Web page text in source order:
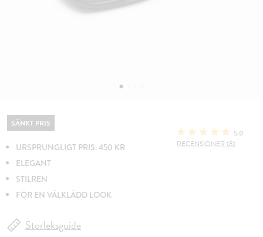
SÄNKT PRIS
URSPRUNGLIGT PRIS: 450 KR
ELEGANT
STILREN
FÖR EN VÄLKLÄDD LOOK
5.0
RECENSIONER (8)
Storleksguide